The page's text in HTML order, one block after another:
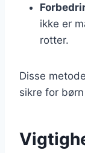
ikke er
rotter.
Disse
sikre for